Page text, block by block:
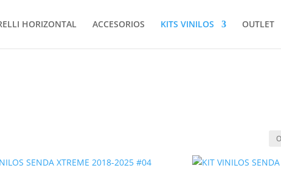
HORIZONTAL ACCESORIOS KITS VINILOS OUTLET